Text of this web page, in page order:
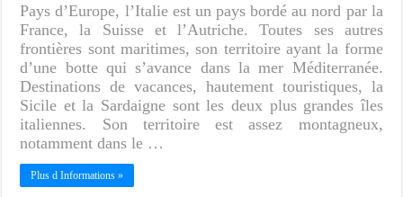
Pays d’Europe, l’Italie est un pays bordé au nord par la
France, la Suisse et l’Autriche. Toutes ses autres
frontières sont maritimes, son territoire ayant la forme
d’une botte qui s’avance dans la mer Méditerranée.
Destinations de vacances, hautement touristiques, la
Sicile et la Sardaigne sont les deux plus grandes îles
italiennes. Son territoire est assez montagneux,
notamment dans le …
Plus d Informations »